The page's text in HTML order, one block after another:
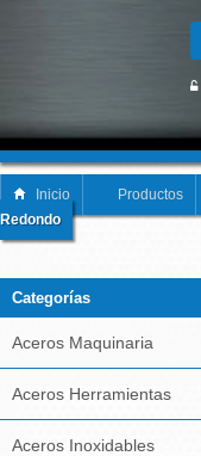
Inicio Productos
Redondo
Categorías
Aceros Maquinaria
Aceros Herramientas
Aceros Inoxidables